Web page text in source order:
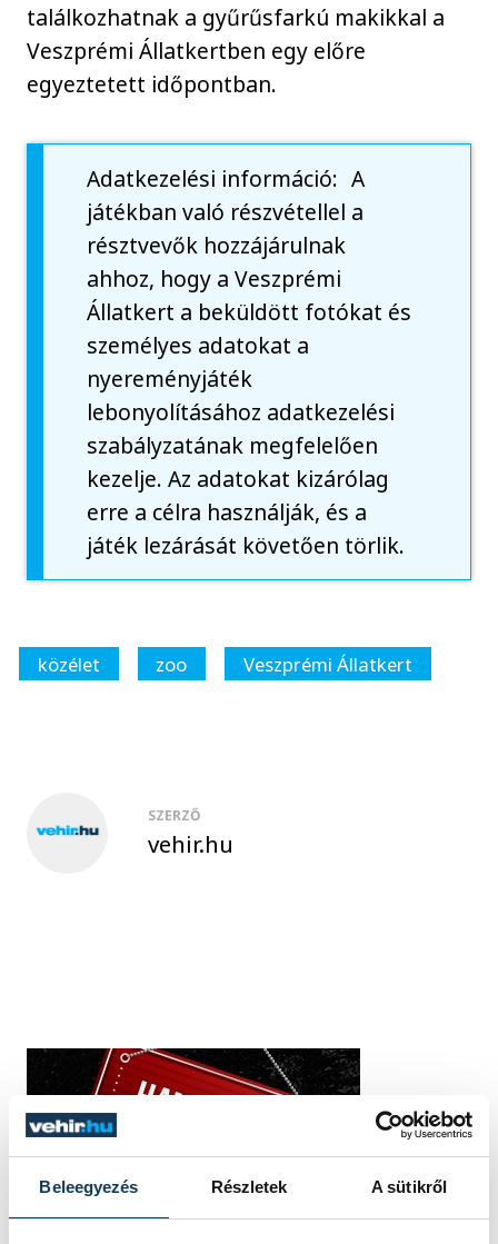
Beleegyezés Részletek A sütikről
találkozhatnak a gyűrűsfarkú makikkal a
Veszprémi Állatkertben egy előre
egyeztetett időpontban.
Adatkezelési információ: A
játékban való részvétellel a
résztvevők hozzájárulnak
ahhoz, hogy a Veszprémi
Állatkert a beküldött fotókat és
személyes adatokat a
nyereményjáték
lebonyolításához adatkezelési
szabályzatának megfelelően
kezelje. Az adatokat kizárólag
erre a célra használják, és a
játék lezárását követően törlik.
közélet zoo Veszprémi Állatkert
SZERZŐ
vehir.hu